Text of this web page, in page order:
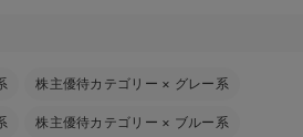
株主優待カテゴリー × グレー系
株主優待カテゴリー × ブルー系